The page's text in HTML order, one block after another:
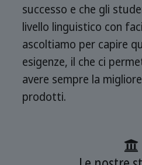
successo e che gli
livello linguistico con
ascoltiamo per capire
esigenze, il che ci
avere sempre la
prodotti.